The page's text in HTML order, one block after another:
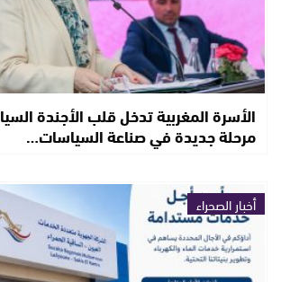
الأسرة المغربية تدخل قلب الأجندة
مرحلة جديدة في صناعة السياسات…
أخبار الصحراء